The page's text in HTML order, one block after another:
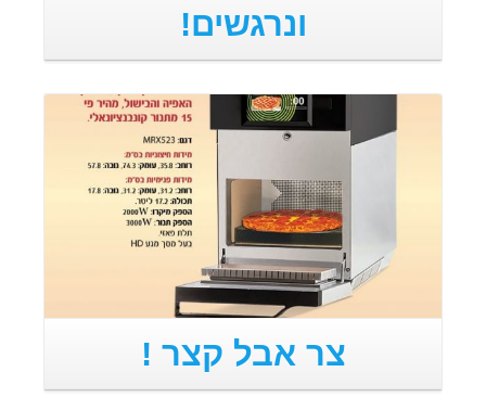
ונרגשים!
קרא עוד
צר אבל קצר !